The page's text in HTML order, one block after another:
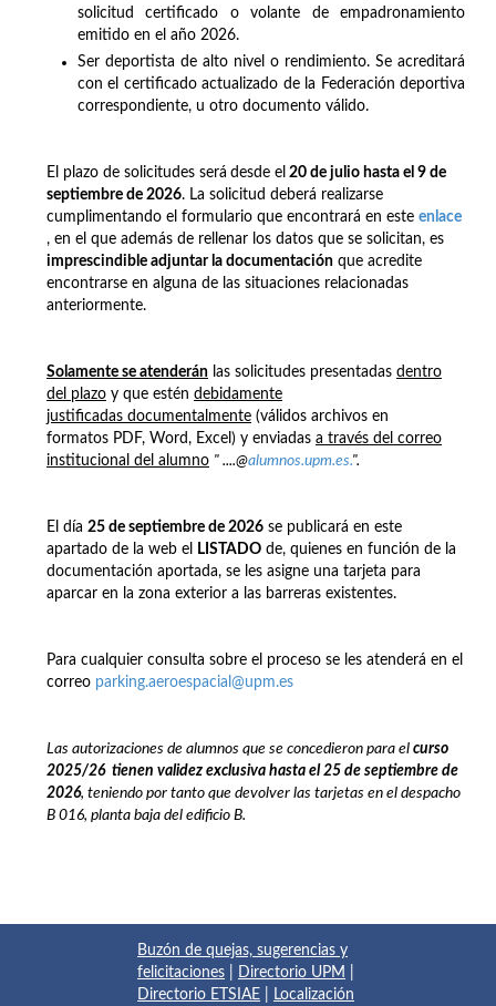
solicitud certificado o volante de empadronamiento
emitido en el año 2026.
Ser deportista de alto nivel o rendimiento. Se acreditará
con el certificado actualizado de la Federación deportiva
correspondiente, u otro documento válido.
El plazo de solicitudes será desde el 20 de julio hasta el 9 de
septiembre de 2026. La solicitud deberá realizarse
cumplimentando el formulario que encontrará en este enlace
, en el que además de rellenar los datos que se solicitan, es
imprescindible adjuntar la documentación que acredite
encontrarse en alguna de las situaciones relacionadas
anteriormente.
Solamente se atenderán las solicitudes presentadas dentro
del plazo y que estén debidamente
justificadas documentalmente (válidos archivos en
formatos PDF, Word, Excel) y enviadas a través del correo
institucional del alumno " ....@alumnos.upm.es.".
El día 25 de septiembre de 2026 se publicará en este
apartado de la web el
LISTADO de, quienes en función de la
documentación aportada, se les asigne una tarjeta para
aparcar en la zona exterior a las barreras existentes.
Para cualquier consulta sobre el proceso se les atenderá en el
correo parking.aeroespacial@upm.es
Las autorizaciones de alumnos que se concedieron para el curso
2025/26 tienen validez exclusiva hasta el 25 de septiembre de
2026, teniendo por tanto que devolver las tarjetas en el despacho
B 016, planta baja del edificio B.
Buzón de quejas, sugerencias y
felicitaciones
Directorio UPM
Directorio ETSIAE
Localización